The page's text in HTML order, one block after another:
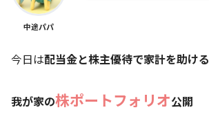
中途パパ
今日は配当金と株主優待で家計を助ける
我が家の株ポートフォリオ公開